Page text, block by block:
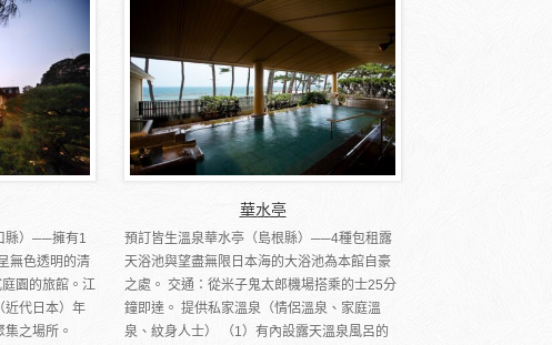
縣）──擁有1
無色透明的清
園的旅館。江
近代日本）年
之場所。
華水亭
預訂皆生溫泉華水亭（島根縣）──4種包租露
天浴池與望盡無限日本海的大浴池為本館自豪
之處。 交通：從米子鬼太郎機場搭乘的士25分
鐘即達。 提供私家溫泉（情侶溫泉、家庭溫
泉、紋身人士） （1）有內設露天溫泉風呂的